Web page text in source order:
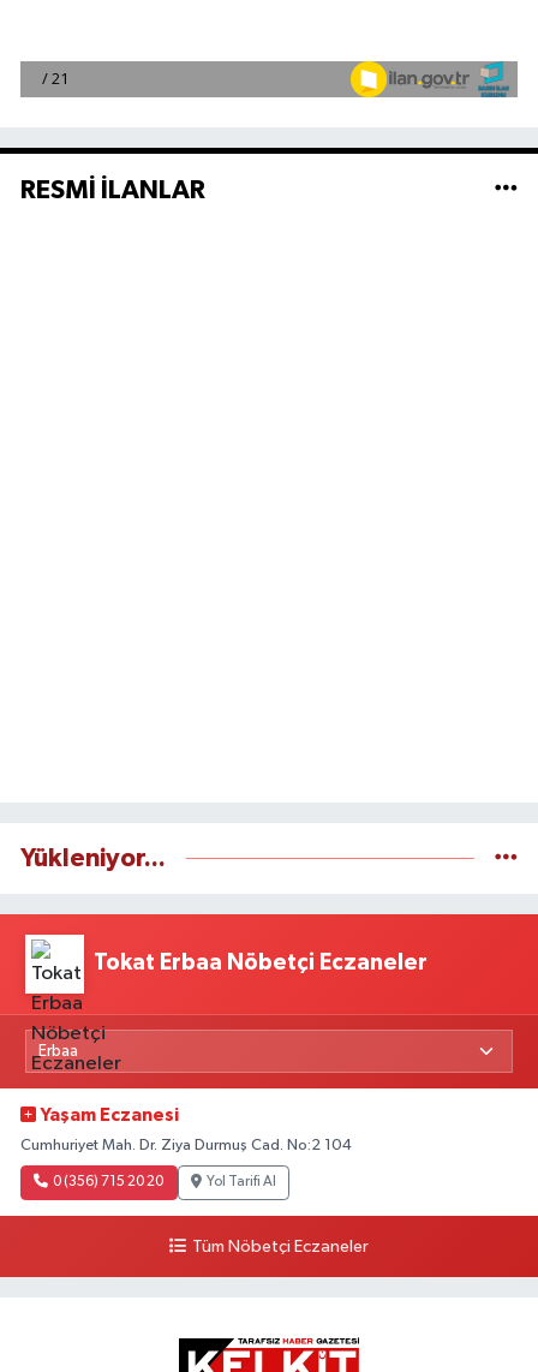
RESMİ İLANLAR
Yükleniyor...
Tokat Erbaa Nöbetçi Eczaneler
Yaşam Eczanesi
Cumhuriyet Mah. Dr. Ziya Durmuş Cad. No:2 104
0 (356) 715 20 20 Yol Tarifi Al
Tüm Nöbetçi Eczaneler